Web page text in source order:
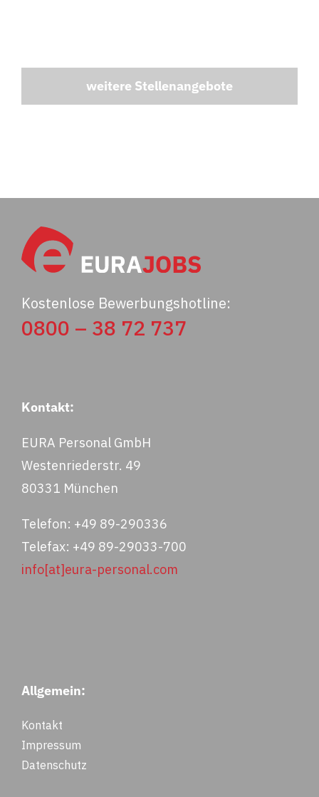
weitere Stellenangebote
Kostenlose Bewerbungshotline:
0800 – 38 72 737
Kontakt:
EURA Personal GmbH
Westenriederstr. 49
80331 München
Telefon: +49 89-290336
Telefax: +49 89-29033-700
info[at]eura-personal.com
Allgemein:
Kontakt
Impressum
Datenschutz